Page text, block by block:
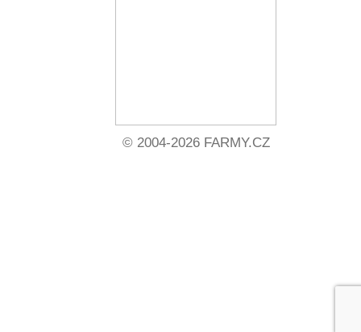
© 2004-2026 FARMY.CZ